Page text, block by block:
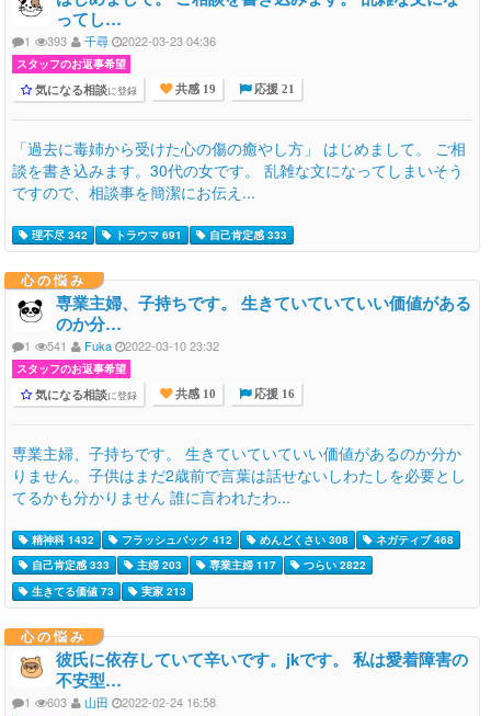
ってし…
1 393 千尋 2022-03-23 04:36
スタッフのお返事希望
気になる相談に登録 共感 19 応援 21
「過去に毒姉から受けた心の傷の癒やし方」 はじめまして。 ご相
談を書き込みます。30代の女です。 乱雑な文になってしまいそう
ですので、相談事を簡潔にお伝え...
理不尽 342 トラウマ 691 自己肯定感 333
心の悩み
専業主婦、子持ちです。 生きていていていい価値がある
のか分…
1 541 Fuka 2022-03-10 23:32
スタッフのお返事希望
気になる相談に登録 共感 10 応援 16
専業主婦、子持ちです。 生きていていていい価値があるのか分か
りません。子供はまだ2歳前で言葉は話せないしわたしを必要とし
てるかも分かりません 誰に言われたわ...
精神科 1432 フラッシュバック 412 めんどくさい 308
ネガティブ 468
自己肯定感 333
主婦 203 専業主婦 117
つらい 2822
生きてる価値 73
実家 213
心の悩み
彼氏に依存していて辛いです。jkです。 私は愛着障害の
不安型…
1 603 山田 2022-02-24 16:58